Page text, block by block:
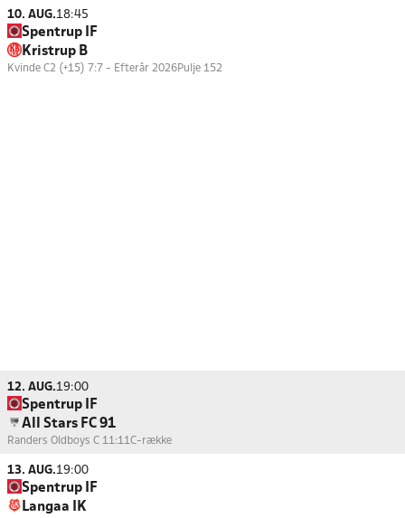
10. AUG.18:45
Spentrup IF
Kristrup B
Kvinde C2 (+15) 7:7 - Efterår 2026Pulje 152
12. AUG.19:00
Spentrup IF
All Stars FC 91
Randers Oldboys C 11:11 C-række
13. AUG.19:00
Spentrup IF
Langaa IK